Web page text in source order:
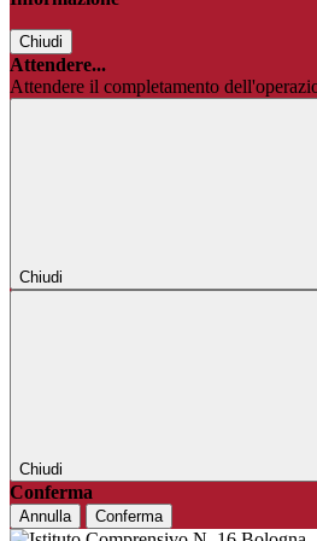
Chiudi
Attendere...
Attendere il completamento
Chiudi
Chiudi
Conferma
Annulla Conferma